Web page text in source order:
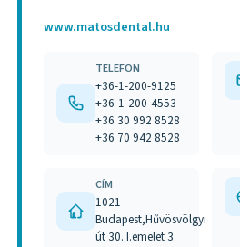
www.matosdental.hu
TELEFON
+36-1-200-9125
+36-1-200-4553
+36 30 992 8528
+36 70 942 8528
CÍM
1021
Budapest,Hűvösvölgyi
út 30. I.emelet 3.